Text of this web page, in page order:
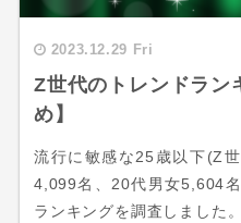
2023.12.29 Fri
Z世代のトレンドラン
め】
流行に敏感な25歳以下(Z
4,099名、20代男女5,604
ランキングを調査しました。